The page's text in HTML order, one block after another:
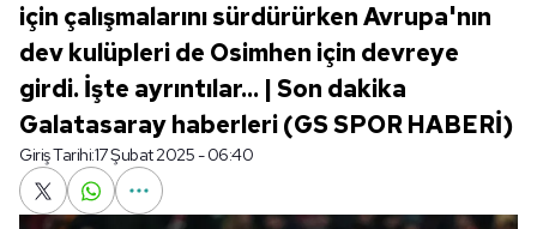
için çalışmalarını sürdürürken Avrupa'nın
dev kulüpleri de Osimhen için devreye
girdi. İşte ayrıntılar... | Son dakika
Galatasaray haberleri (GS SPOR HABERİ)
Giriş Tarihi:17 Şubat 2025 - 06:40